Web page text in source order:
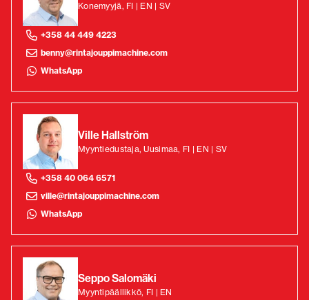
Konemyyjä, FI | EN | SV
+358 44 449 4223
benny@rintajouppimachine.com
WhatsApp
Ville Hallström
Myyntiedustaja, Uusimaa, FI | EN | SV
+358 40 064 6571
ville@rintajouppimachine.com
WhatsApp
Seppo Salomäki
Myyntipäällikkö, FI | EN